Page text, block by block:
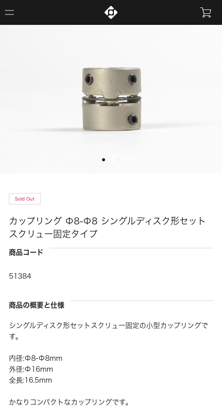
Sold Out
カップリング Φ8-Φ8 シングルディスク形セット
スクリュー固定タイプ
商品コード
51384
商品の概要と仕様
シングルディスク形セットスクリュー固定の小型カップリングで
す。
内径:Φ8-Φ8mm
外径:Φ16mm
全長:16.5mm
かなりコンパクトなカップリングです。